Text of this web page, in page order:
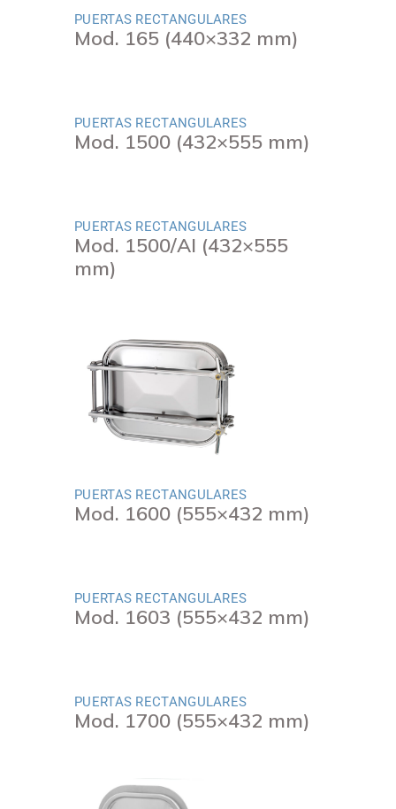
PUERTAS RECTANGULARES
Mod. 165 (440×332 mm)
PUERTAS RECTANGULARES
Mod. 1500 (432×555 mm)
PUERTAS RECTANGULARES
Mod. 1500/AI (432×555
mm)
PUERTAS RECTANGULARES
Mod. 1600 (555×432 mm)
PUERTAS RECTANGULARES
Mod. 1603 (555×432 mm)
PUERTAS RECTANGULARES
Mod. 1700 (555×432 mm)